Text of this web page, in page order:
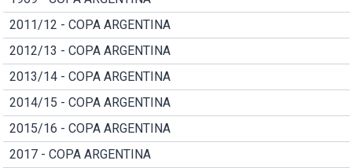
2011/12 - COPA ARGENTINA
2012/13 - COPA ARGENTINA
2013/14 - COPA ARGENTINA
2014/15 - COPA ARGENTINA
2015/16 - COPA ARGENTINA
2017 - COPA ARGENTINA